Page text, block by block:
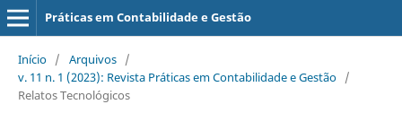
Práticas em Contabilidade e Gestão
Início / Arquivos /
v. 11 n. 1 (2023): Revista Práticas em Contabilidade e Gestão /
Relatos Tecnológicos